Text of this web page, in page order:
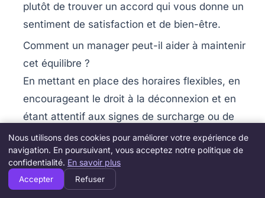
plutôt de trouver un accord qui vous donne un
sentiment de satisfaction et de bien-être.
Comment un manager peut-il aider à maintenir
cet équilibre ?
En mettant en place des horaires flexibles, en
encourageant le droit à la déconnexion et en
étant attentif aux signes de surcharge ou de
stress chez ses collaborateurs.
Quel rôle jouent les pauses dans la gestion du
Elles sont essentielles pour recentrer son
Nous utilisons des cookies pour améliorer votre expérience de
navigation. En poursuivant, vous acceptez notre politique de
confidentialité. En savoir plus
Accepter Refuser